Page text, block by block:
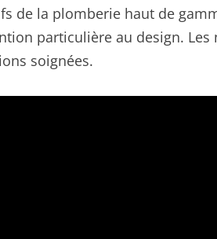
de la plomberie haut de
particulière au design.
soignées.